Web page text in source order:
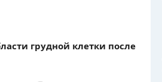
грудной клетки после